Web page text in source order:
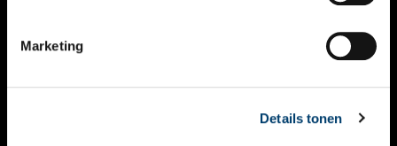
Marketing
Details tonen
NIEUWSBRIEF
DISCLAIMER